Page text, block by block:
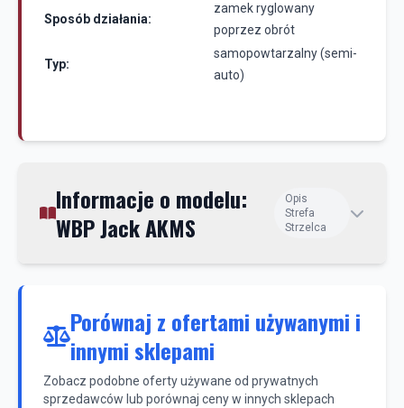
Sposób działania:
zamek ryglowany
poprzez obrót
Typ:
samopowtarzalny (semi-
auto)
Informacje o modelu:
WBP Jack AKMS
Opis
Strefa
Strzelca
Porównaj z ofertami używanymi i
innymi sklepami
Zobacz podobne oferty używane od prywatnych
sprzedawców lub porównaj ceny w innych sklepach